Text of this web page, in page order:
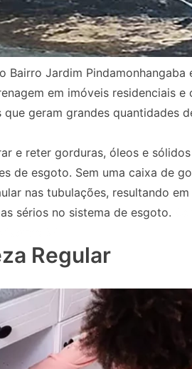
Bairro Jardim Pindamonhangaba
em imóveis residenciais e
geram grandes quantidades
e reter gorduras, óleos e
de esgoto. Sem uma caixa de
nas tubulações, resultando
sérios no sistema de esgoto.
Regular